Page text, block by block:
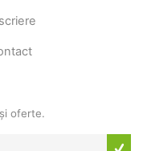
oferte.